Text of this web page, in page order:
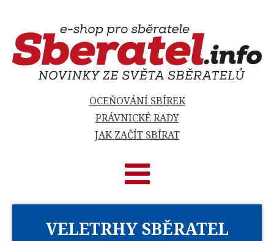
OCEŇOVÁNÍ SBÍREK
PRÁVNICKÉ RADY
JAK ZAČÍT SBÍRAT
VELETRHY SBĚRATEL